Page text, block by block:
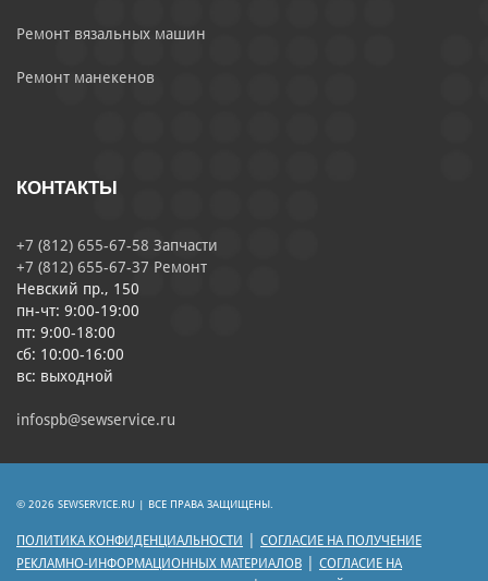
Ремонт вязальных машин
Ремонт манекенов
КОНТАКТЫ
+7 (812) 655-67-58 Запчасти
+7 (812) 655-67-37 Ремонт
Невский пр., 150
пн-чт: 9:00-19:00
пт: 9:00-18:00
сб: 10:00-16:00
вс: выходной
infospb@sewservice.ru
© 2026 SEWSERVICE.RU | ВСЕ ПРАВА ЗАЩИЩЕНЫ.
ПОЛИТИКА КОНФИДЕНЦИАЛЬНОСТИ
СОГЛАСИЕ НА ПОЛУЧЕНИЕ
РЕКЛАМНО-ИНФОРМАЦИОННЫХ МАТЕРИАЛОВ
СОГЛАСИЕ НА